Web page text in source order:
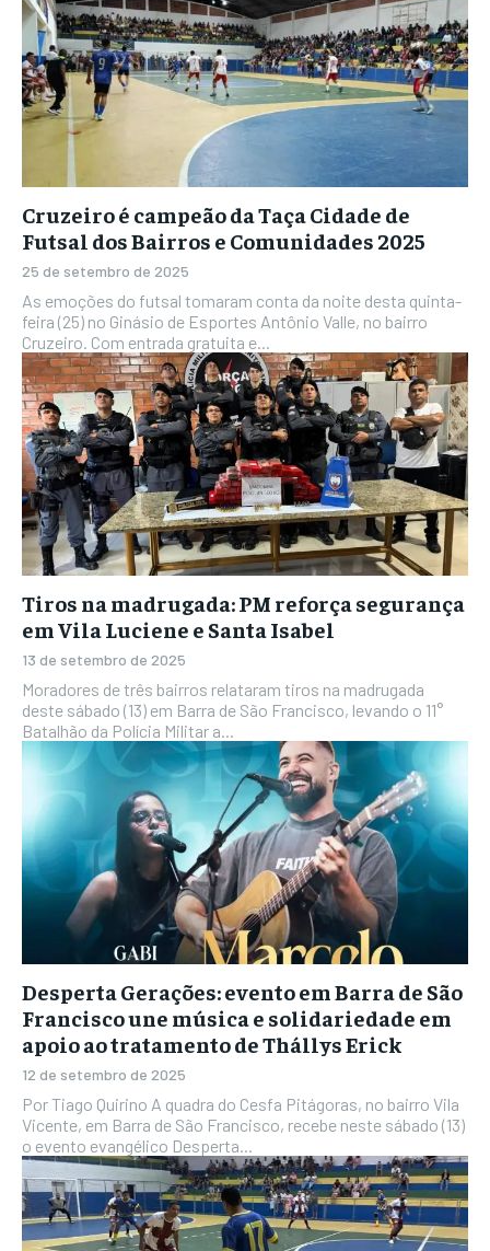
Cruzeiro é campeão da Taça Cidade de
Futsal dos Bairros e Comunidades 2025
25 de setembro de 2025
As emoções do futsal tomaram conta da noite desta quinta-
feira (25) no Ginásio de Esportes Antônio Valle, no bairro
Cruzeiro. Com entrada gratuita e...
Tiros na madrugada: PM reforça segurança
em Vila Luciene e Santa Isabel
13 de setembro de 2025
Moradores de três bairros relataram tiros na madrugada
deste sábado (13) em Barra de São Francisco, levando o 11°
Batalhão da Polícia Militar a...
Desperta Gerações: evento em Barra de São
Francisco une música e solidariedade em
apoio ao tratamento de Thállys Erick
12 de setembro de 2025
Por Tiago Quirino A quadra do Cesfa Pitágoras, no bairro Vila
Vicente, em Barra de São Francisco, recebe neste sábado (13)
o evento evangélico Desperta...